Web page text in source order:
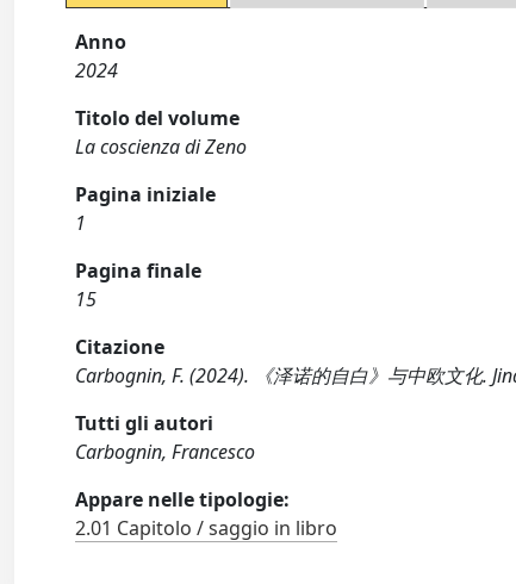
Anno
2024
Titolo del volume
La coscienza di Zeno
Pagina iniziale
1
Pagina finale
15
Citazione
Carbognin, F. (2024). 《泽诺的自白》与中欧文化.
Tutti gli autori
Carbognin, Francesco
Appare nelle tipologie:
2.01 Capitolo / saggio in libro